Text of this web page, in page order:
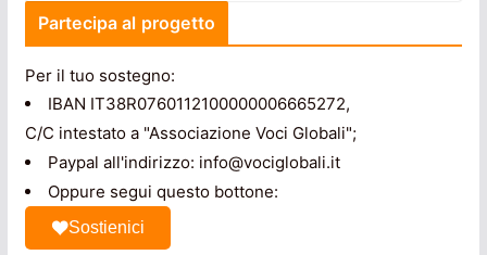
Partecipa al progetto
Per il tuo sostegno:
IBAN IT38R0760112100000006665272,
C/C intestato a "Associazione Voci Globali";
Paypal all'indirizzo: info@vociglobali.it
Oppure segui questo bottone:
Sostienici